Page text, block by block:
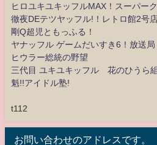
ヒロユキユキッフルMAX！スーパー
徹夜DEテツヤッフル!！レトロ館2号店
剛Q超児ともっふる！
ヤナッフル ゲームだいすき6！放送局
ヒウラー総統の野望
三代目 ユキユキッフル 花のひうら組
魁!!アイドル塾!
t112
お問い合わせのアドレスです。